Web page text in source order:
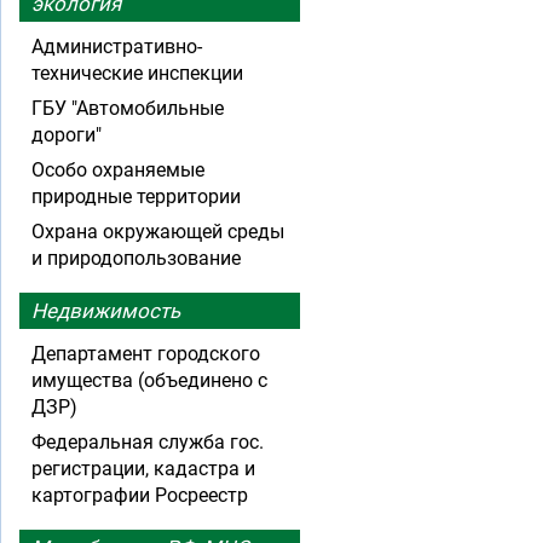
Административно-
технические инспекции
ГБУ "Автомобильные
дороги"
Особо охраняемые
природные территории
Охрана окружающей среды
и природопользование
Недвижимость
Департамент городского
имущества (объединено с
ДЗР)
Федеральная служба гос.
регистрации, кадастра и
картографии Росреестр